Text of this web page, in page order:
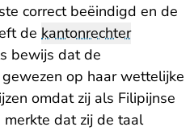
correct beëindigd en de
de kantonrechter
bewijs dat de
op haar wettelijke
omdat zij als Filipijnse
dat zij de taal